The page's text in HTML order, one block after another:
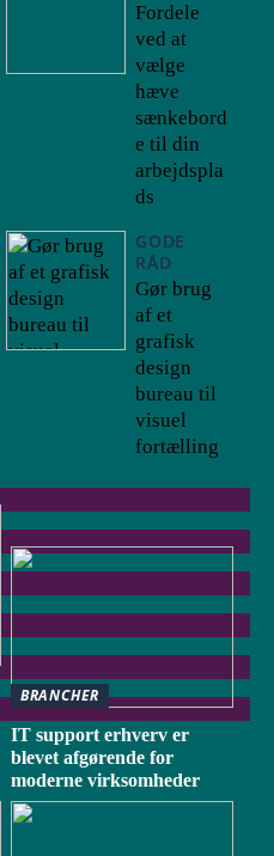
Fordele
ved at
vælge
hæve
sænkebord
e til din
arbejdspla
ds
GODE
RÅD
Gør brug
af et
grafisk
design
bureau til
visuel
fortælling
BRANCHER
IT support erhverv er
blevet afgørende for
moderne virksomheder